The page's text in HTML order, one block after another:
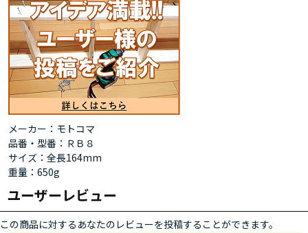
メーカー：モトコマ
品番・型番：ＲＢ８
サイズ：全長164mm
重量：650g
ユーザーレビュー
この商品に対するあなたのレビューを投稿することができます。